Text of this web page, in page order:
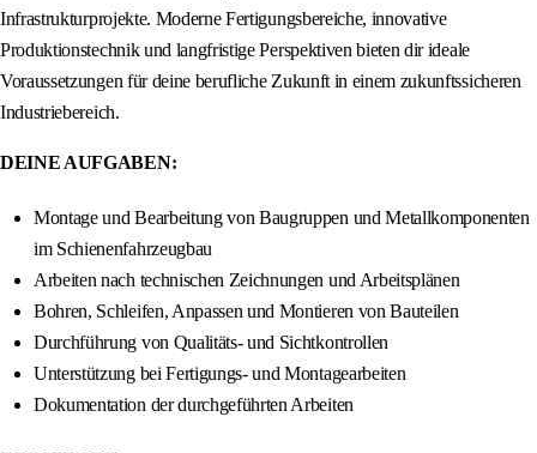
Infrastrukturprojekte. Moderne Fertigungsbereiche, innovative
Produktionstechnik und langfristige Perspektiven bieten dir ideale
Voraussetzungen für deine berufliche Zukunft in einem zukunftssicheren
Industriebereich.
DEINE AUFGABEN:
Montage und Bearbeitung von Baugruppen und Metallkomponenten
im Schienenfahrzeugbau
Arbeiten nach technischen Zeichnungen und Arbeitsplänen
Bohren, Schleifen, Anpassen und Montieren von Bauteilen
Durchführung von Qualitäts- und Sichtkontrollen
Unterstützung bei Fertigungs- und Montagearbeiten
Dokumentation der durchgeführten Arbeiten